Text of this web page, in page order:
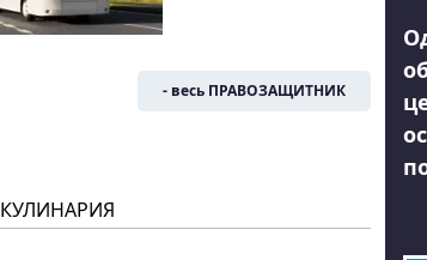
- весь ПРАВОЗАЩИТНИК
КУЛИНАРИЯ